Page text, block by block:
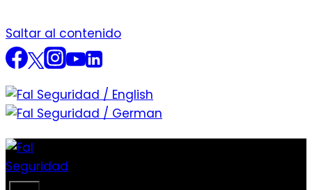
Saltar al contenido